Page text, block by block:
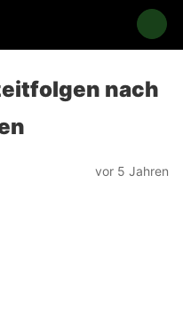
nach
vor 5 Jahren